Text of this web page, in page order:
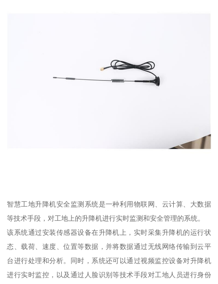
智慧工地升降机安全监测系统是一种利用物联网、云计算、大数据
等技术手段，对工地上的升降机进行实时监测和安全管理的系统。
该系统通过安装传感器设备在升降机上，实时采集升降机的运行状
态、载荷、速度、位置等数据，并将数据通过无线网络传输到云平
台进行处理和分析。同时，系统还可以通过视频监控设备对升降机
进行实时监控，以及通过人脸识别等技术手段对工地人员进行身份